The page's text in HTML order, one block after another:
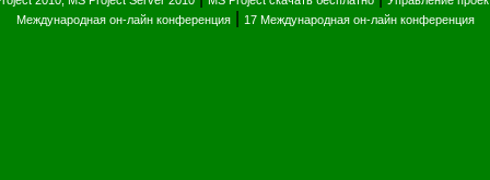
Международная он-лайн конференция| 17 Международная он-лайн конференция